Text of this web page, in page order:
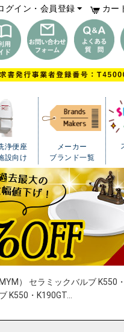
カー
グイン・会員登録
浄便座
設向け
メーカー
ブランド一覧
） セラミックバルブ K550・
K550・K190GT...